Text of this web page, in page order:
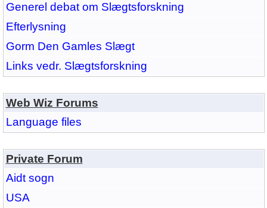
Generel debat om Slægtsforskning
Efterlysning
Gorm Den Gamles Slægt
Links vedr. Slægtsforskning
Web Wiz Forums
Language files
Private Forum
Aidt sogn
USA